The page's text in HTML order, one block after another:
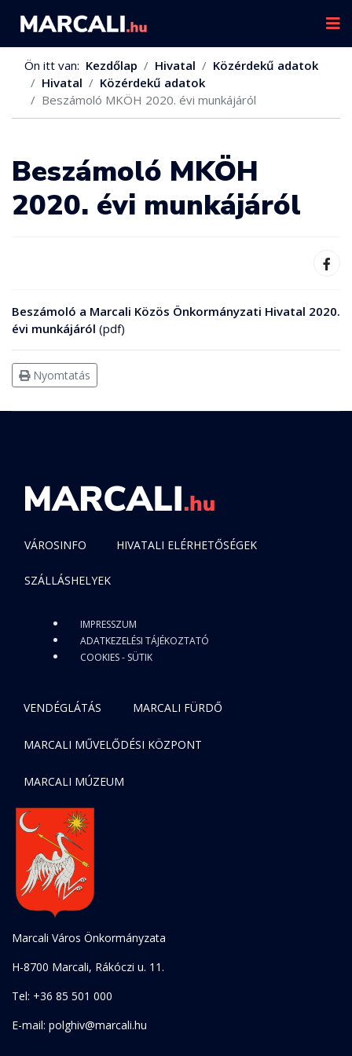
Ön itt van: Kezdőlap Hivatal
Közérdekű adatok
Hivatal
Közérdekű adatok
Beszámoló MKÖH 2020. évi munkájáról
Beszámoló MKÖH
2020. évi munkájáról
Beszámoló a Marcali Közös Önkormányzati Hivatal 2020.
évi munkájáról (pdf)
Nyomtatás
VÁROSINFO HIVATALI ELÉRHETŐSÉGEK
SZÁLLÁSHELYEK
IMPRESSZUM
ADATKEZELÉSI TÁJÉKOZTATÓ
COOKIES - SÜTIK
VENDÉGLÁTÁS MARCALI FÜRDŐ
MARCALI MŰVELŐDÉSI KÖZPONT
MARCALI MÚZEUM
Marcali Város Önkormányzata
H-8700 Marcali, Rákóczi u. 11.
Tel: +36 85 501 000
E-mail: polghiv@marcali.hu